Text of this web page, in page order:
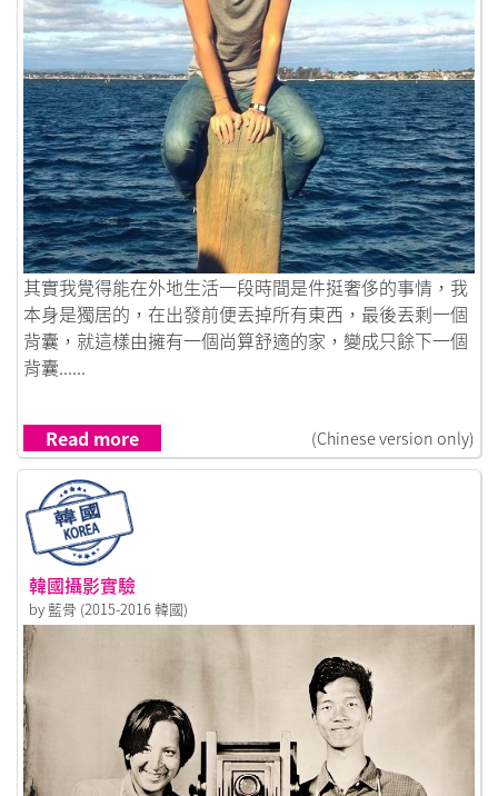
Link to 如果你問我為什麼要丟下所有，澳洲的天空可以代我
其實我覺得能在外地生活一段時間是件挺奢侈的事情，我
本身是獨居的，在出發前便丟掉所有東西，最後丟剩一個
背囊，就這樣由擁有一個尚算舒適的家，變成只餘下一個
背囊......
Read more (Chinese version only)
韓國攝影實驗
by 藍骨 (2015-2016 韓國)